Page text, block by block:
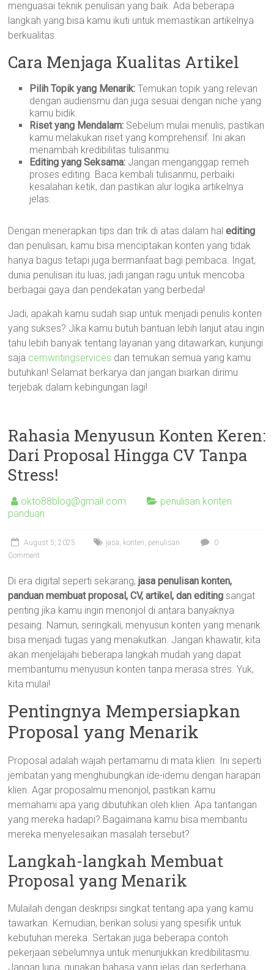
menguasai teknik penulisan yang baik. Ada beberapa
langkah yang bisa kamu ikuti untuk memastikan artikelnya
berkualitas.
Cara Menjaga Kualitas Artikel
Pilih Topik yang Menarik: Temukan topik yang relevan
dengan audiensmu dan juga sesuai dengan niche yang
kamu bidik.
Riset yang Mendalam: Sebelum mulai menulis, pastikan
kamu melakukan riset yang komprehensif. Ini akan
menambah kredibilitas tulisanmu.
Editing yang Seksama: Jangan menganggap remeh
proses editing. Baca kembali tulisanmu, perbaiki
kesalahan ketik, dan pastikan alur logika artikelnya
jelas.
Dengan menerapkan tips dan trik di atas dalam halediting
dan penulisan, kamu bisa menciptakan konten yang tidak
hanya bagus tetapi juga bermanfaat bagi pembaca. Ingat,
dunia penulisan itu luas, jadi jangan ragu untuk mencoba
berbagai gaya dan pendekatan yang berbeda!
Jadi, apakah kamu sudah siap untuk menjadi penulis konten
yang sukses? Jika kamu butuh bantuan lebih lanjut atau ingin
tahu lebih banyak tentang layanan yang ditawarkan, kunjungi
saja cemwritingservices dan temukan semua yang kamu
butuhkan! Selamat berkarya dan jangan biarkan dirimu
terjebak dalam kebingungan lagi!
Rahasia Menyusun Konten Keren:
Dari Proposal Hingga CV Tanpa
Stress!
okto88blog@gmail.com
penulisan konten
panduan
August 5, 2025 jasa, konten, penulisan
0
Comment
Di era digital seperti sekarang,jasa penulisan konten,
panduan membuat proposal, CV, artikel, dan editing sangat
penting jika kamu ingin menonjol di antara banyaknya
pesaing. Namun, seringkali, menyusun konten yang menarik
bisa menjadi tugas yang menakutkan. Jangan khawatir, kita
akan menjelajahi beberapa langkah mudah yang dapat
membantumu menyusun konten tanpa merasa stres. Yuk,
kita mulai!
Pentingnya Mempersiapkan
Proposal yang Menarik
Proposal adalah wajah pertamamu di mata klien. Ini seperti
jembatan yang menghubungkan ide-idemu dengan harapan
klien. Agar proposalmu menonjol, pastikan kamu
memahami apa yang dibutuhkan oleh klien. Apa tantangan
yang mereka hadapi? Bagaimana kamu bisa membantu
mereka menyelesaikan masalah tersebut?
Langkah-langkah Membuat
Proposal yang Menarik
Mulailah dengan deskripsi singkat tentang apa yang kamu
tawarkan. Kemudian, berikan solusi yang spesifik untuk
kebutuhan mereka. Sertakan juga beberapa contoh
pekerjaan sebelumnya untuk menunjukkan kredibilitasmu.
Jangan lupa, gunakan bahasa yang jelas dan sederhana,